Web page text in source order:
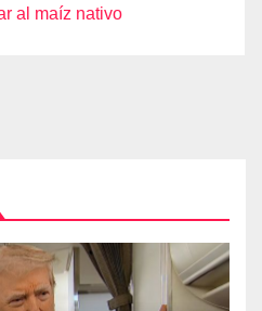
al maíz nativo